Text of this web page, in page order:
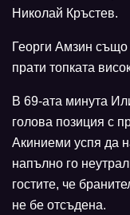
Николай Кръстев.
Георги Амзин също
прати топката
В 69-ата минута
голова позиция с
Акиниеми успя да
напълно го
гостите, че
не бе отсъдена.